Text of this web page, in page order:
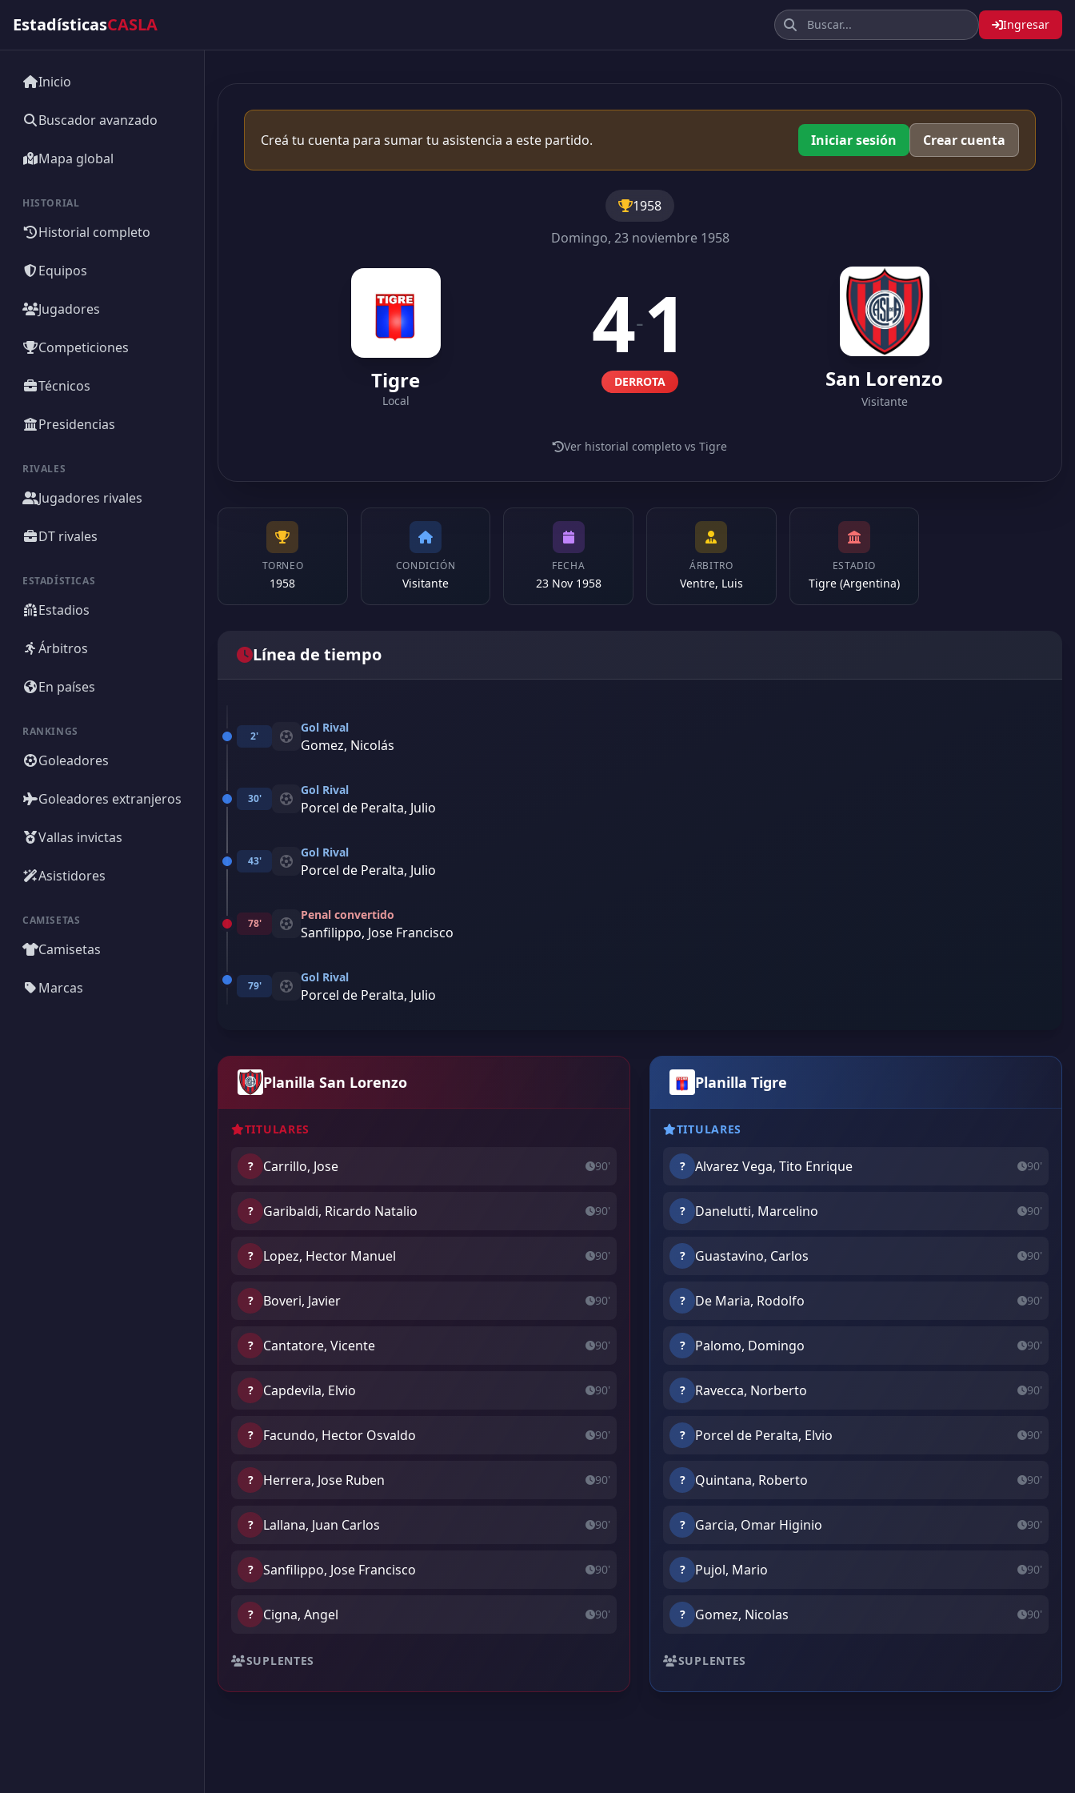
EstadísticasCASLA Ingresar
Inicio
Buscador avanzado
Mapa global
HISTORIAL
Historial completo
Equipos
Jugadores
Competiciones
Técnicos
Presidencias
RIVALES
Jugadores rivales
DT rivales
ESTADÍSTICAS
Estadios
Árbitros
En países
RANKINGS
Goleadores
Goleadores extranjeros
Vallas invictas
Asistidores
CAMISETAS
Camisetas
Marcas
Creá tu cuenta para sumar tu asistencia a este partido. Iniciar sesión Crear cuenta
1958
Domingo, 23 noviembre 1958
Tigre
Local
4-1
DERROTA San Lorenzo
Visitante
Ver historial completo vs Tigre
TORNEO
1958
CONDICIÓN
Visitante
FECHA
23 Nov 1958
ÁRBITRO
Ventre, Luis
ESTADIO
Tigre (Argentina)
Línea de tiempo
2'
Gol Rival
Gomez, Nicolás
30'
Gol Rival
Porcel de Peralta, Julio
43'
Gol Rival
Porcel de Peralta, Julio
78'
Penal convertido
Sanfilippo, Jose Francisco
79'
Gol Rival
Porcel de Peralta, Julio
Planilla San Lorenzo
TITULARES
? Carrillo, Jose 90'
? Garibaldi, Ricardo Natalio 90'
? Lopez, Hector Manuel 90'
? Boveri, Javier 90'
? Cantatore, Vicente 90'
? Capdevila, Elvio 90'
? Facundo, Hector Osvaldo 90'
? Herrera, Jose Ruben 90'
? Lallana, Juan Carlos 90'
? Sanfilippo, Jose Francisco 90'
? Cigna, Angel 90'
SUPLENTES
Planilla Tigre
TITULARES
? Alvarez Vega, Tito Enrique 90'
? Danelutti, Marcelino 90'
? Guastavino, Carlos 90'
? De Maria, Rodolfo 90'
? Palomo, Domingo 90'
? Ravecca, Norberto 90'
? Porcel de Peralta, Elvio 90'
? Quintana, Roberto 90'
? Garcia, Omar Higinio 90'
? Pujol, Mario 90'
? Gomez, Nicolas 90'
SUPLENTES